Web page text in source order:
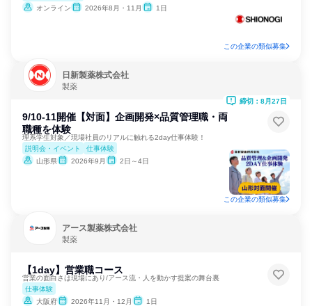
オンライン
2026年8月・11月 1日
この企業の類似募集
日新製薬株式会社
製薬
9/10-11開催【対面】企画開発×品質管理職・両
職種を体験
理系学生対象／現場社員のリアルに触れる2day仕事体験！
説明会・イベント
仕事体験
山形県
2026年9月 2日～4日
締切：8月27日
この企業の類似募集
アース製薬株式会社
製薬
【1day】営業職コース
営業の面白さは現場にあり/アース流・人を動かす提案の舞台裏
仕事体験
大阪府
2026年11月・12月 1日